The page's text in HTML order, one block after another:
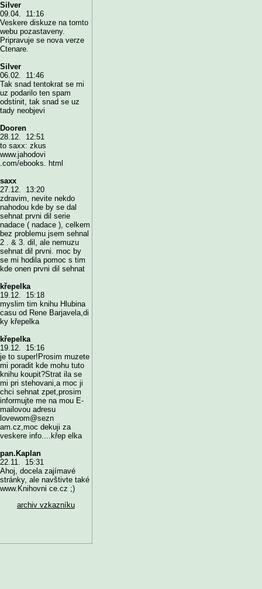
Silver
09.04. 11:16
Veskere diskuze na tomto
webu pozastaveny.
Pripravuje se nova verze
Ctenare.
Silver
06.02. 11:46
Tak snad tentokrat se mi
uz podarilo ten spam
odstinit, tak snad se uz
tady neobjevi
Dooren
28.12. 12:51
to saxx: zkus
www.jahodovi
.com/ebooks. html
saxx
27.12. 13:20
zdravim, nevite nekdo
nahodou kde by se dal
sehnat prvni dil serie
nadace ( nadace ), celkem
bez problemu jsem sehnal
2 . & 3. dil, ale nemuzu
sehnat dil prvni. moc by
se mi hodila pomoc s tim
kde onen prvni dil sehnat
křepelka
19.12. 15:18
myslim tim knihu Hlubina
casu od Rene Barjavela,di
ky křepelka
křepelka
19.12. 15:16
je to super!Prosim muzete
mi poradit kde mohu tuto
knihu koupit?Strat ila se
mi pri stehovani,a moc ji
chci sehnat zpet,prosim
informujte me na mou E-
mailovou adresu
lovewom@sezn
am.cz,moc dekuji za
veskere info....křep elka
pan.Kaplan
22.11. 15:31
Ahoj, docela zajímavé
stránky, ale navštivte také
www.Knihovni ce.cz ;)
archiv vzkazníku